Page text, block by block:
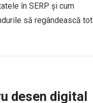
în SERP și cum
să regândească tot
desen digital